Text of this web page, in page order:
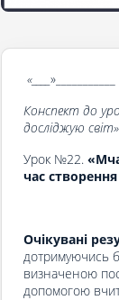
«____
Конспект до
досліджую
Урок №22.
час
Очікувані
дотримуючись
визначеною
допомогою